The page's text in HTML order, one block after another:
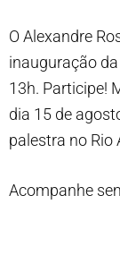
O Alexandre
inauguração
13h. Participe!
dia 15 de
palestra no Rio
Acompanhe